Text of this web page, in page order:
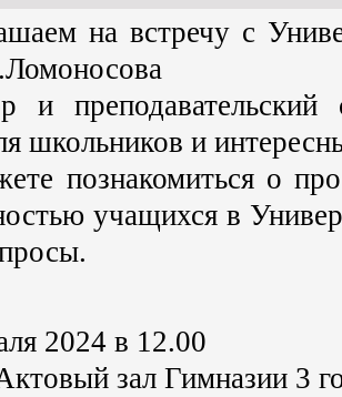
на встречу с
и
школьников и
познакомиться о
учащихся в
2024 в 12.00
зал Гимназии 3